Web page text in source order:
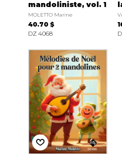
mandoliniste, vol. 1
MOLETTO Marine
40.70 $
DZ 4068